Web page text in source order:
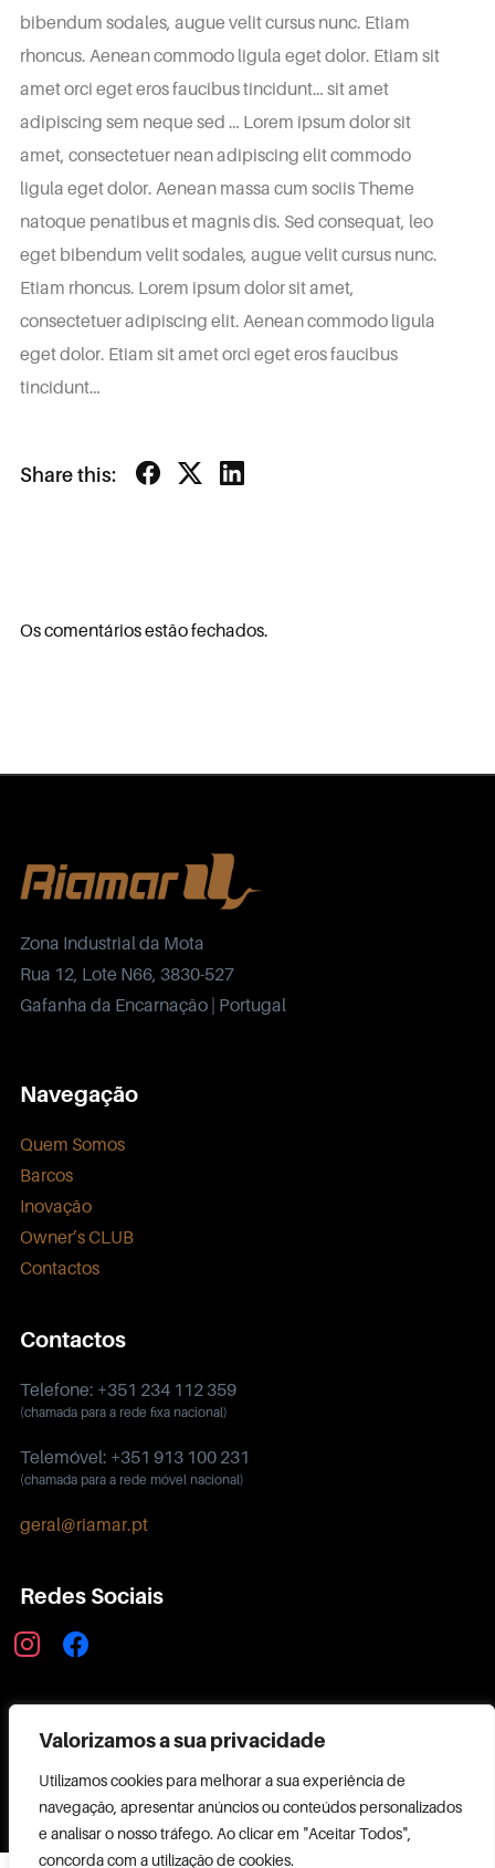
Valorizamos a sua privacidade
Utilizamos cookies para melhorar a sua experiência de
navegação, apresentar anúncios ou conteúdos personalizados
e analisar o nosso tráfego. Ao clicar em "Aceitar Todos",
concorda com a utilização de cookies.
bibendum sodales, augue velit cursus nunc. Etiam
rhoncus. Aenean commodo ligula eget dolor. Etiam sit
amet orci eget eros faucibus tincidunt… sit amet
adipiscing sem neque sed … Lorem ipsum dolor sit
amet, consectetuer nean adipiscing elit commodo
ligula eget dolor. Aenean massa cum sociis Theme
natoque penatibus et magnis dis. Sed consequat, leo
eget bibendum velit sodales, augue velit cursus nunc.
Etiam rhoncus. Lorem ipsum dolor sit amet,
consectetuer adipiscing elit. Aenean commodo ligula
eget dolor. Etiam sit amet orci eget eros faucibus
tincidunt…
Share this:
Os comentários estão fechados.
Zona Industrial da Mota
Rua 12, Lote N66, 3830-527
Gafanha da Encarnação | Portugal
Navegação
Quem Somos
Barcos
Inovação
Owner’s CLUB
Contactos
Contactos
Telefone: +351 234 112 359
(chamada para a rede fixa nacional)
Telemóvel: +351 913 100 231
(chamada para a rede móvel nacional)
geral@riamar.pt
Redes Sociais